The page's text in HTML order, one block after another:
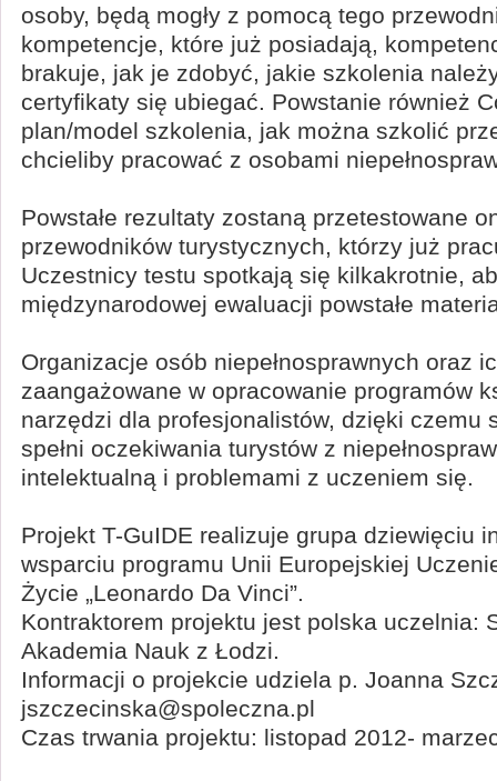
osoby, będą mogły z pomocą tego
kompetencje, które już posiadają,
brakuje, jak je zdobyć, jakie szkolenia
certyfikaty się ubiegać. Powstanie również
plan/model szkolenia, jak można szkolić
chcieliby pracować z osobami
Powstałe rezultaty zostaną przetestowane
przewodników turystycznych, którzy już
Uczestnicy testu spotkają się kilkakrotnie,
międzynarodowej ewaluacji powstałe
Organizacje osób niepełnosprawnych oraz
zaangażowane w opracowanie programów
narzędzi dla profesjonalistów, dzięki czemu
spełni oczekiwania turystów z
intelektualną i problemami z uczeniem się.
Projekt T-GuIDE realizuje grupa dziewięciu
wsparciu programu Unii Europejskiej
Życie „Leonardo Da Vinci”.
Kontraktorem projektu jest polska uczelnia:
Akademia Nauk z Łodzi.
Informacji o projekcie udziela p. Joanna
jszczecinska@spoleczna.pl
Czas trwania projektu: listopad 2012-